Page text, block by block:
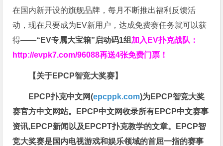
在国内新开设的旗舰品牌，每月不断推出福利反馈活
动，现在只要成为EV新用户，达成免费赛任务就可以获
得——“EV专属大宝箱”启动码1组 加入EV扑克战队：
http://evpk7.com/96088再送4张免费门票！
【关于EPCP智竞大奖赛】
EPCP扑克中文网(epcppk.com)为EPCP智竞大奖
赛官方中文网站。EPCP中文网收录所有EPCP中文赛事
资讯,EPCP新闻以及EPCPT扑克教学的文章。EPCP智
竞大奖赛是国内电视游戏和娱乐领域的首屈一指的赛事